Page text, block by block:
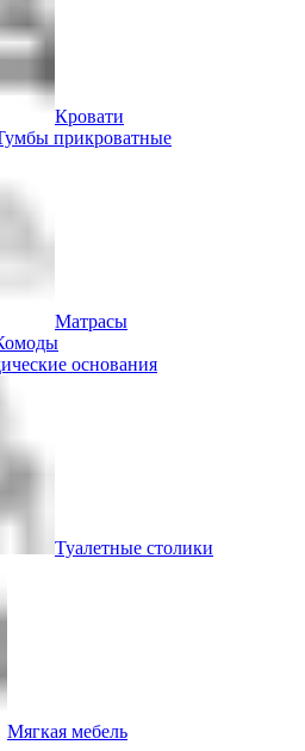
Кровати
прикроватные
Матрасы
основания
Туалетные столики
Мягкая мебель